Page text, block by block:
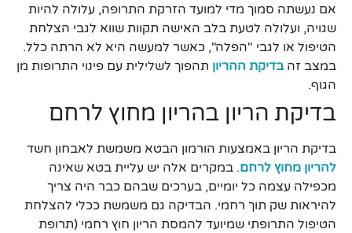
אם נעשתה סמוך מדי למועד הזרקת התרופה, עלולה להיות
שגויה, ועלולה לטעת בלב האישה תקוות שווא לגבי הצלחת
הטיפול או לגבי "הפלה", כאשר למעשה היא לא הרתה כלל.
במצב זהבדיקת ההריון תהפוך לשלילית עם פינוי התרופות מן
הגוף.
בדיקת הריון בהריון מחוץ לרחם
בדיקת הריון באמצעות הורמון הבטא משמשת לאבחון חשד
להריון מחוץ לרחם. במקרים אלה יש עליית בטא שאינה
מכפילה עצמה כל יומיים, בערכים שבהם כבר היה צריך
להיראות שק תוך רחמי. הבדיקה גם משמשת ככלי להצלחת
הטיפול התרופתי שמיועד להמסת הריון חוץ רחמי (תרופת